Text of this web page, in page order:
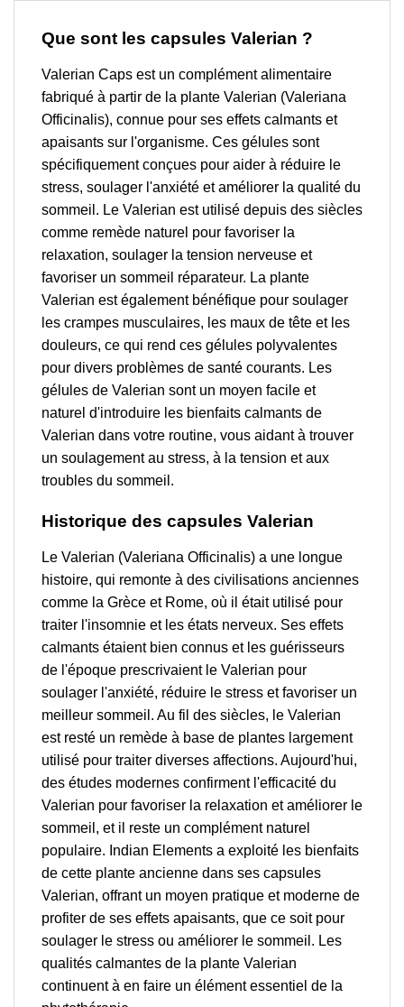
Que sont les capsules Valerian ?
Valerian Caps est un complément alimentaire
fabriqué à partir de la plante Valerian (Valeriana
Officinalis), connue pour ses effets calmants et
apaisants sur l'organisme. Ces gélules sont
spécifiquement conçues pour aider à réduire le
stress, soulager l'anxiété et améliorer la qualité du
sommeil. Le Valerian est utilisé depuis des siècles
comme remède naturel pour favoriser la
relaxation, soulager la tension nerveuse et
favoriser un sommeil réparateur. La plante
Valerian est également bénéfique pour soulager
les crampes musculaires, les maux de tête et les
douleurs, ce qui rend ces gélules polyvalentes
pour divers problèmes de santé courants. Les
gélules de Valerian sont un moyen facile et
naturel d'introduire les bienfaits calmants de
Valerian dans votre routine, vous aidant à trouver
un soulagement au stress, à la tension et aux
troubles du sommeil.
Historique des capsules Valerian
Le Valerian (Valeriana Officinalis) a une longue
histoire, qui remonte à des civilisations anciennes
comme la Grèce et Rome, où il était utilisé pour
traiter l'insomnie et les états nerveux. Ses effets
calmants étaient bien connus et les guérisseurs
de l'époque prescrivaient le Valerian pour
soulager l'anxiété, réduire le stress et favoriser un
meilleur sommeil. Au fil des siècles, le Valerian
est resté un remède à base de plantes largement
utilisé pour traiter diverses affections. Aujourd'hui,
des études modernes confirment l'efficacité du
Valerian pour favoriser la relaxation et améliorer le
sommeil, et il reste un complément naturel
populaire. Indian Elements a exploité les bienfaits
de cette plante ancienne dans ses capsules
Valerian, offrant un moyen pratique et moderne de
profiter de ses effets apaisants, que ce soit pour
soulager le stress ou améliorer le sommeil. Les
qualités calmantes de la plante Valerian
continuent à en faire un élément essentiel de la